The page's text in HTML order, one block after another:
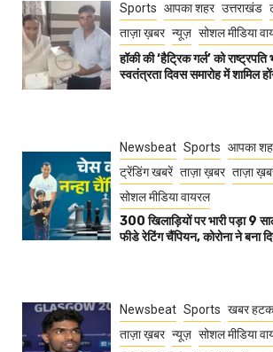
Sports आपका शहर उत्तराखंड
ताज़ा ख़बर न्यूज़ सोशल मीडिया
हॉकी की ‘हैट्रिक गर्ल’ को
स्वतंत्रता दिवस समारोह में शामिल
Newsbeat Sports आपका
ट्रेंडिंग खबरें ताज़ा ख़बर ताज़ा
सोशल मीडिया वायरल
300 खिलाड़ियों पर भारी पड़ा 9
फीडे रेटिंग चैंपियन, कोरोना ने बना
Newsbeat Sports खबर
ताज़ा ख़बर न्यूज़ सोशल मीडिया